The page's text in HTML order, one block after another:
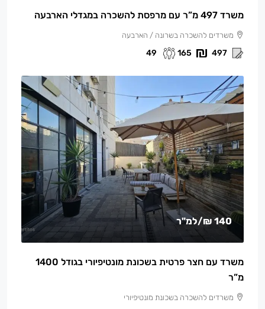
משרד 497 מ”ר עם מרפסת להשכרה במגדלי הארבעה
משרדים להשכרה בשרונה / הארבעה
497
165
49
140 ₪ /למ"ר
משרד עם חצר פרטית בשכונת מונטיפיורי בגודל 1400
מ”ר
משרדים להשכרה בשכונת מונטיפיורי